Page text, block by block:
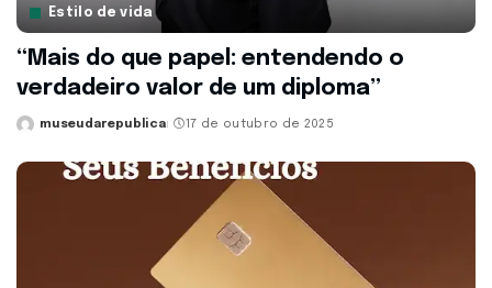
Estilo de vida
“Mais do que papel: entendendo o
verdadeiro valor de um diploma”
Posted
museudarepublica 17 de outubro de 2025